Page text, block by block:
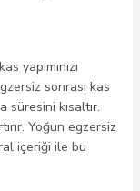
yapımınızı
sonrası kas
süresini kısaltır.
Yoğun egzersiz
içeriği ile bu